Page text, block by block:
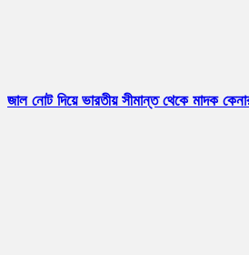
জাল নোট দিয়ে ভারতীয় সীমান্ত থেকে মাদক